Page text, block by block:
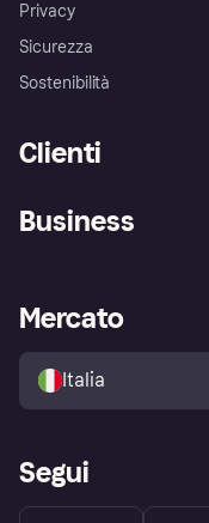
Privacy
Sicurezza
Sostenibilità
Clienti
Assistenza
Esplora i negozi
Politica di protezione
dell'acquirente Klarna
Business
Accesso aziende
Mercato
Italia
Segui